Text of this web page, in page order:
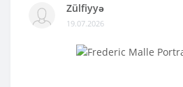
Zülfiyyə
19.07.2026